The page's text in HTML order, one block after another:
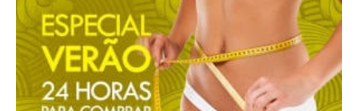
agendado
desmarcar
com
24h
de
antecedência.
que
Une
Tecnologia
e
Ofertado